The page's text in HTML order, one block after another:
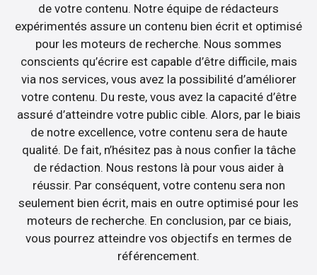
de votre contenu. Notre équipe de rédacteurs
expérimentés assure un contenu bien écrit et optimisé
pour les moteurs de recherche. Nous sommes
conscients qu’écrire est capable d’être difficile, mais
via nos services, vous avez la possibilité d’améliorer
votre contenu. Du reste, vous avez la capacité d’être
assuré d’atteindre votre public cible. Alors, par le biais
de notre excellence, votre contenu sera de haute
qualité. De fait, n’hésitez pas à nous confier la tâche
de rédaction. Nous restons là pour vous aider à
réussir. Par conséquent, votre contenu sera non
seulement bien écrit, mais en outre optimisé pour les
moteurs de recherche. En conclusion, par ce biais,
vous pourrez atteindre vos objectifs en termes de
référencement.